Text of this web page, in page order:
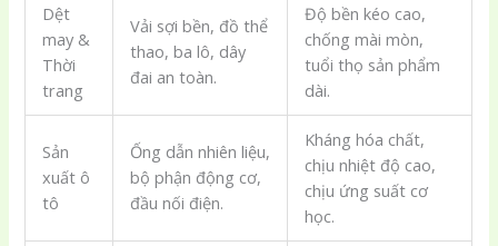
Dệt
may &
Thời
trang
Vải sợi bền, đồ thể
thao, ba lô, dây
đai an toàn.
Độ bền kéo cao,
chống mài mòn,
tuổi thọ sản phẩm
dài.
Sản
xuất ô
tô
Ống dẫn nhiên liệu,
bộ phận động cơ,
đầu nối điện.
Kháng hóa chất,
chịu nhiệt độ cao,
chịu ứng suất cơ
học.